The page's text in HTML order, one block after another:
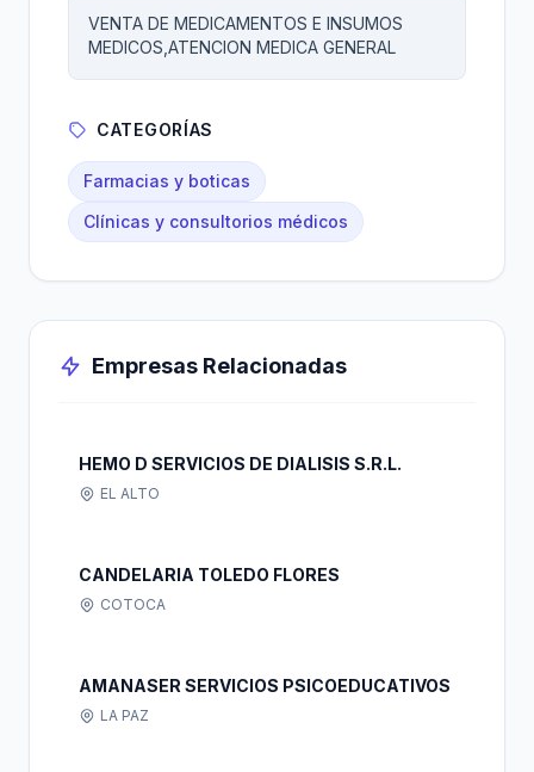
VENTA DE MEDICAMENTOS E INSUMOS
MEDICOS,ATENCION MEDICA GENERAL
CATEGORÍAS
Farmacias y boticas
Clínicas y consultorios médicos
Empresas Relacionadas
HEMO D SERVICIOS DE DIALISIS S.R.L.
EL ALTO
CANDELARIA TOLEDO FLORES
COTOCA
AMANASER SERVICIOS PSICOEDUCATIVOS
LA PAZ